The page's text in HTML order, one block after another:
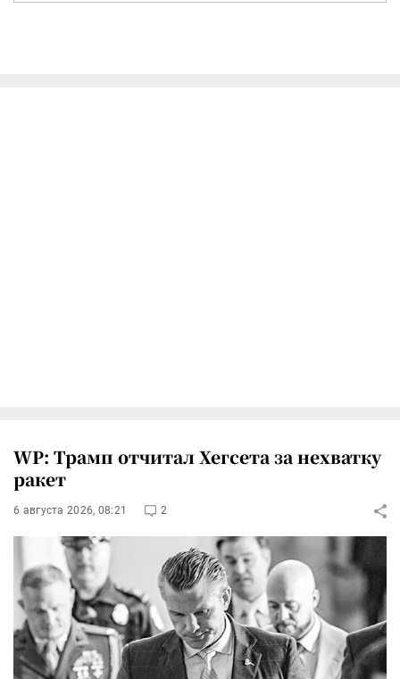
WP: Трамп отчитал Хегсета за нехватку
ракет
6 августа 2026, 08:21 2